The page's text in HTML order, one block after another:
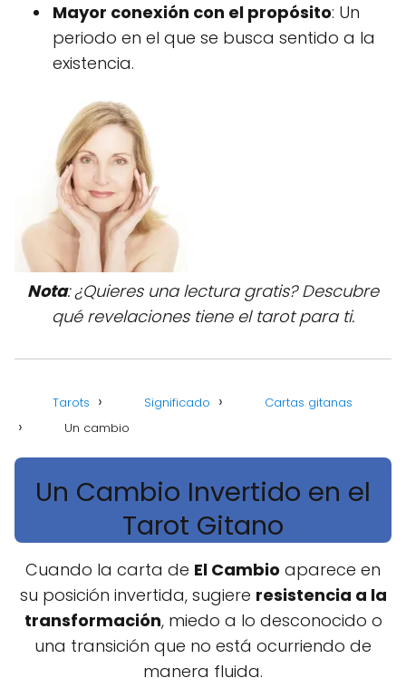
Mayor conexión con el propósito: Un
periodo en el que se busca sentido a la
existencia.
Nota: ¿Quieres una lectura gratis? Descubre
qué revelaciones tiene el tarot para ti.
Tarots Significado
Cartas gitanas
Un cambio
Un Cambio Invertido en el
Tarot Gitano
Cuando la carta de El Cambio aparece en
su posición invertida, sugiere resistencia a la
transformación, miedo a lo desconocido o
una transición que no está ocurriendo de
manera fluida.